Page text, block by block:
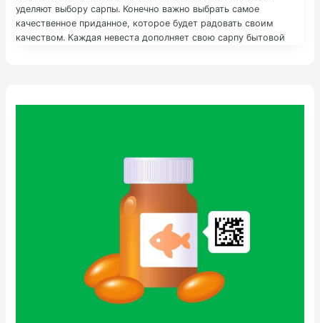
уделяют выбору сарпы. Конечно важно выбрать самое
качественное приданное, которое будет радовать своим
качеством. Каждая невеста дополняет свою сарпу бытовой